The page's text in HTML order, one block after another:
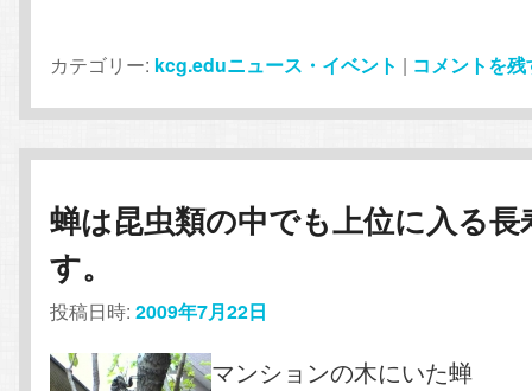
カテゴリー: kcg.eduニュース・イベント | コメントを残
蝉は昆虫類の中でも上位に入る長
す。
投稿日時:2009年7月22日
マンションの木にいた蝉